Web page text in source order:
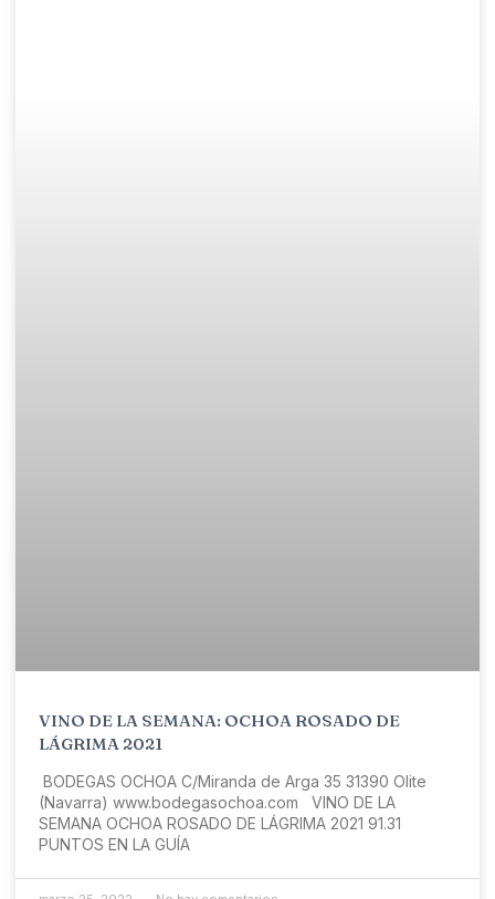
VINO DE LA SEMANA: OCHOA ROSADO DE
LÁGRIMA 2021
BODEGAS OCHOA C/Miranda de Arga 35 31390 Olite
(Navarra) www.bodegasochoa.com VINO DE LA
SEMANA OCHOA ROSADO DE LÁGRIMA 2021 91.31
PUNTOS EN LA GUÍA